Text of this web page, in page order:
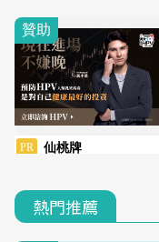
熱門推薦